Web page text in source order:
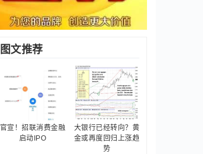
图文推荐
官宣！招联消费金融
启动IPO
大银行已经转向？黄
金或再度回归上涨趋
势